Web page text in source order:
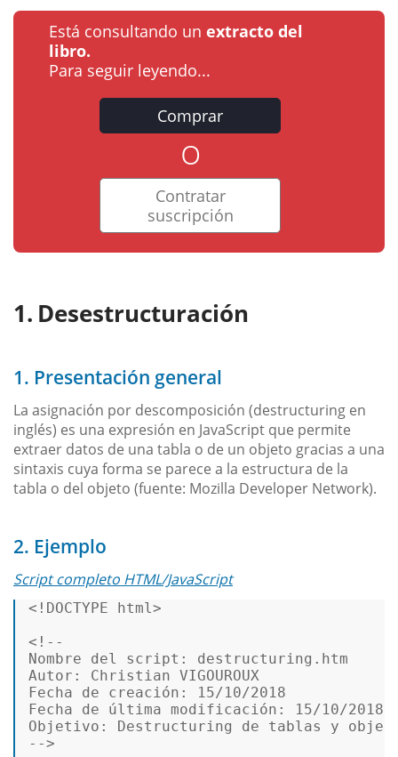
Está consultando un extracto del
libro.
Para seguir leyendo...
Comprar
o
Contratar
suscripción
Desestructuración
1. Presentación general
La asignación por descomposición (destructuring en
inglés) es una expresión en JavaScript que permite
extraer datos de una tabla o de un objeto gracias a una
sintaxis cuya forma se parece a la estructura de la
tabla o del objeto (fuente: Mozilla Developer Network).
2. Ejemplo
Script completo HTML/JavaScript
<!DOCTYPE html>
<!--
Nombre del script: destructuring.htm
Autor: Christian VIGOUROUX
Fecha de creación: 15/10/2018
Fecha de última modificación: 15/10/2018
Objetivo: Destructuring de tablas y
-->